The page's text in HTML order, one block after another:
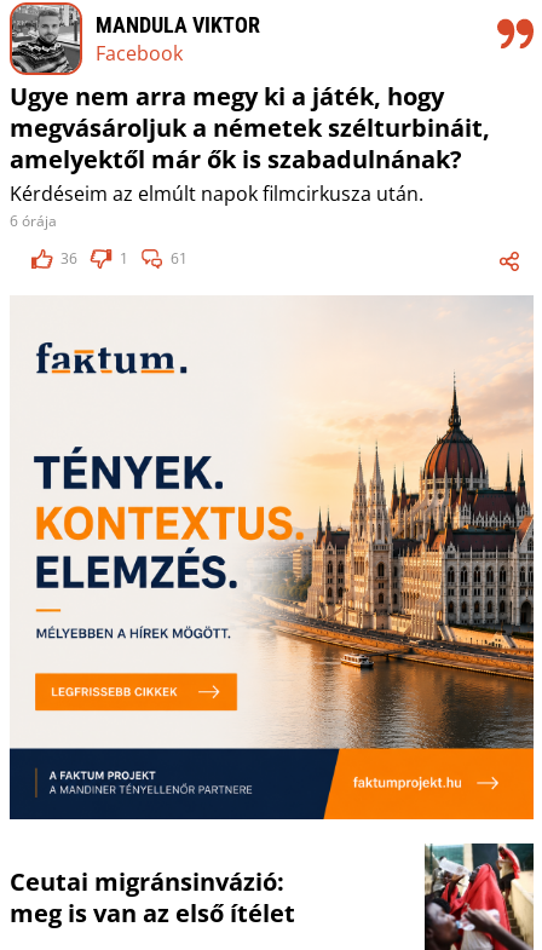
MANDULA VIKTOR
Facebook
Ugye nem arra megy ki a játék, hogy
megvásároljuk a németek szélturbináit,
amelyektől már ők is szabadulnának?
Kérdéseim az elmúlt napok filmcirkusza után.
6 órája
36
1 61
Ceutai migránsinvázió:
meg is van az első ítélet